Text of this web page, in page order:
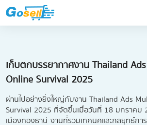
เก็บตกบรรยากาศงาน Thailand
Online Survival 2025
ผ่านไปอย่างยิ่งใหญ่กับงาน Thailand Ads
Survival 2025 ที่จัดขึ้นเมื่อวันที่ 18 มกราคม
เมืองทองธานี งานที่รวมเทคนิคและกลยุทธ์กา